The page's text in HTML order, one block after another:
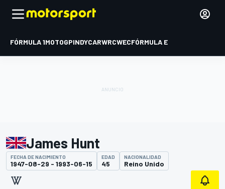
FÓRMULA 1MOTOGPINDYCARWRCWECFÓRMULA E
James Hunt
FECHA DE NACIMIENTO
1947-08-29 - 1993-06-15
EDAD
45
NACIONALIDAD
Reino Unido